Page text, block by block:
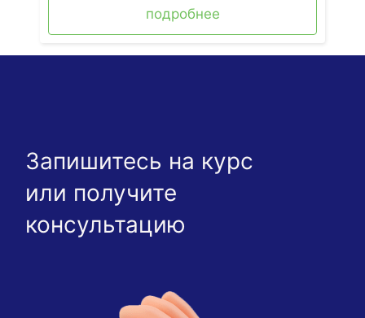
подробнее
Запишитесь на курс
или получите
консультацию